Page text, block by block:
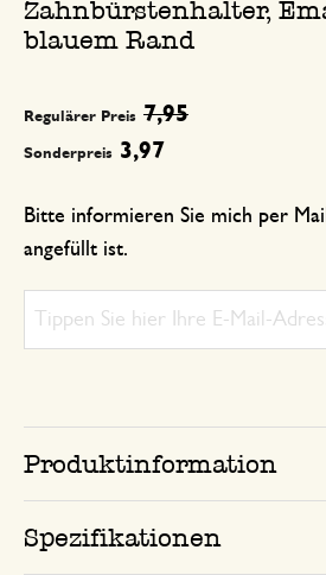
Zahnbürstenhalter,
blauem Rand
Sonderpreis 3,97
Regulärer Preis 7,95
Bitte informieren Sie mich per
angefüllt ist.
Produktinformation
Spezifikationen